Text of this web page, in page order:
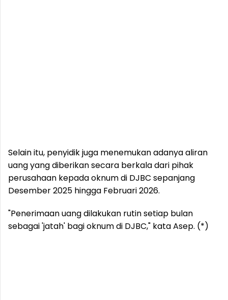
Selain itu, penyidik juga menemukan adanya aliran
uang yang diberikan secara berkala dari pihak
perusahaan kepada oknum di DJBC sepanjang
Desember 2025 hingga Februari 2026.
"Penerimaan uang dilakukan rutin setiap bulan
sebagai 'jatah' bagi oknum di DJBC," kata Asep. (*)